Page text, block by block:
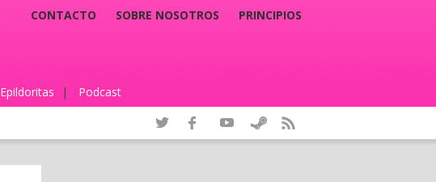
CONTACTO SOBRE NOSOTROS PRINCIPIOS
Epildoritas | Podcast